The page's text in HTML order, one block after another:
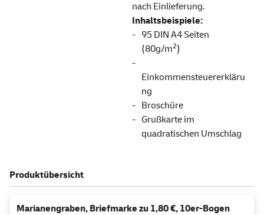
nach Einlieferung.
Inhaltsbeispiele:
95 DIN A4 Seiten
(80g/m2)
Einkommensteuererkläru
ng
Broschüre
Grußkarte im
quadratischen Umschlag
Produktübersicht
Marianengraben, Briefmarke zu 1,80 €, 10er-Bogen